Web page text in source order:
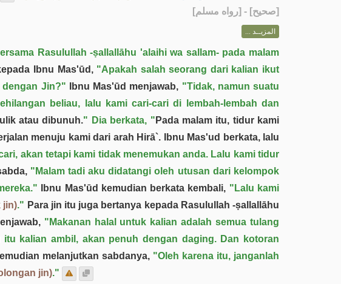
[صحيح] - [رواه مسلم]
المزيــد ...
Rasulullah -ṣallallāhu 'alaihi wa sallam- pada malam
Ibnu Mas'ūd, "Apakah salah seorang dari kalian ikut
dengan Jin?" Ibnu Mas'ūd menjawab, "Tidak, namun suatu
beliau, lalu kami cari-cari di lembah-lembah dan
atau dibunuh." Dia berkata, " Pada malam itu, tidur kami
menuju kami dari arah Hirā`. Ibnu Mas'ud berkata, lalu
akan tetapi kami tidak menemukan anda. Lalu kami tidur
"Malam tadi aku didatangi oleh utusan dari kelompok
Ibnu Mas'ūd kemudian berkata kembali, "Lalu kami
jin)." Para jin itu juga bertanya kepada Rasulullah -ṣallallāhu
"Makanan halal untuk kalian adalah semua tulang
kalian ambil, akan penuh dengan daging. Dan kotoran
melanjutkan sabdanya, "Oleh karena itu, janganlah
jin)."